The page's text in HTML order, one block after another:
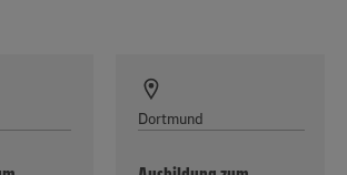
Dortmund